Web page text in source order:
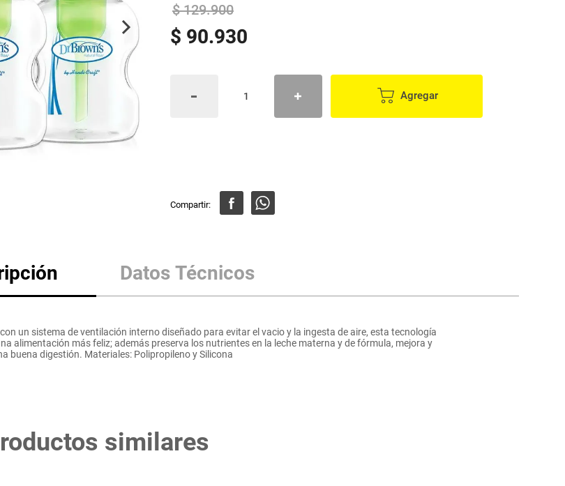
$ 129.900
$ 90.930
Agregar
Datos Técnicos
un sistema de ventilación interno diseñado para evitar el vacio y la ingesta de aire, esta tecnología
alimentación más feliz; además preserva los nutrientes en la leche materna y de fórmula, mejora y
buena digestión. Materiales: Polipropileno y Silicona
similares